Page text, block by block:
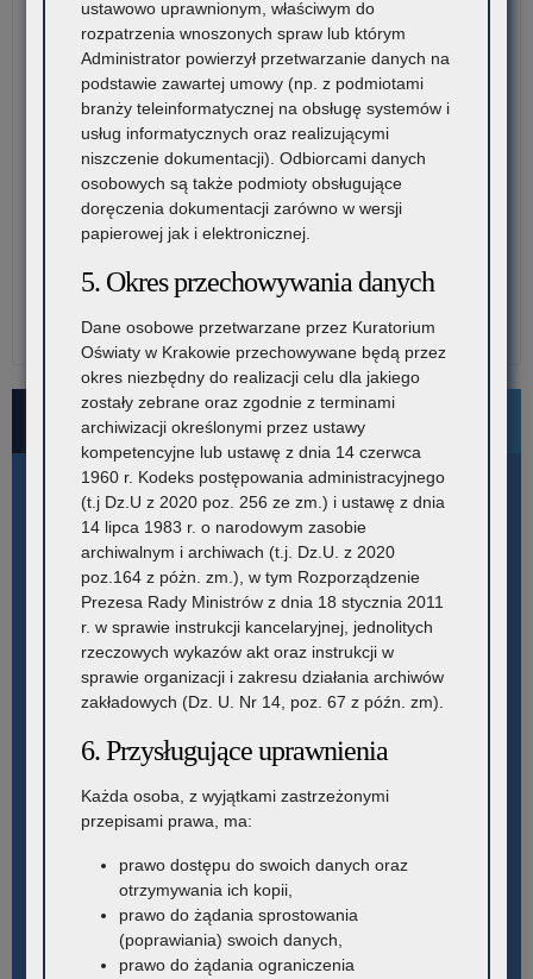
Bezpłatne numery pomocowe
ustawowo uprawnionym, właściwym do
rozpatrzenia wnoszonych spraw lub którym
Administrator powierzył przetwarzanie danych na
podstawie zawartej umowy (np. z podmiotami
branży teleinformatycznej na obsługę systemów i
usług informatycznych oraz realizującymi
niszczenie dokumentacji). Odbiorcami danych
osobowych są także podmioty obsługujące
doręczenia dokumentacji zarówno w wersji
papierowej jak i elektronicznej.
5. Okres przechowywania danych
Dane osobowe przetwarzane przez Kuratorium
Oświaty w Krakowie przechowywane będą przez
okres niezbędny do realizacji celu dla jakiego
zostały zebrane oraz zgodnie z terminami
archiwizacji określonymi przez ustawy
kompetencyjne lub ustawę z dnia 14 czerwca
1960 r. Kodeks postępowania administracyjnego
(t.j Dz.U z 2020 poz. 256 ze zm.) i ustawę z dnia
14 lipca 1983 r. o narodowym zasobie
archiwalnym i archiwach (t.j. Dz.U. z 2020
poz.164 z póżn. zm.), w tym Rozporządzenie
Prezesa Rady Ministrów z dnia 18 stycznia 2011
r. w sprawie instrukcji kancelaryjnej, jednolitych
rzeczowych wykazów akt oraz instrukcji w
sprawie organizacji i zakresu działania archiwów
zakładowych (Dz. U. Nr 14, poz. 67 z późn. zm).
6. Przysługujące uprawnienia
Każda osoba, z wyjątkami zastrzeżonymi
przepisami prawa, ma:
prawo dostępu do swoich danych oraz
otrzymywania ich kopii,
prawo do żądania sprostowania
(poprawiania) swoich danych,
prawo do żądania ograniczenia